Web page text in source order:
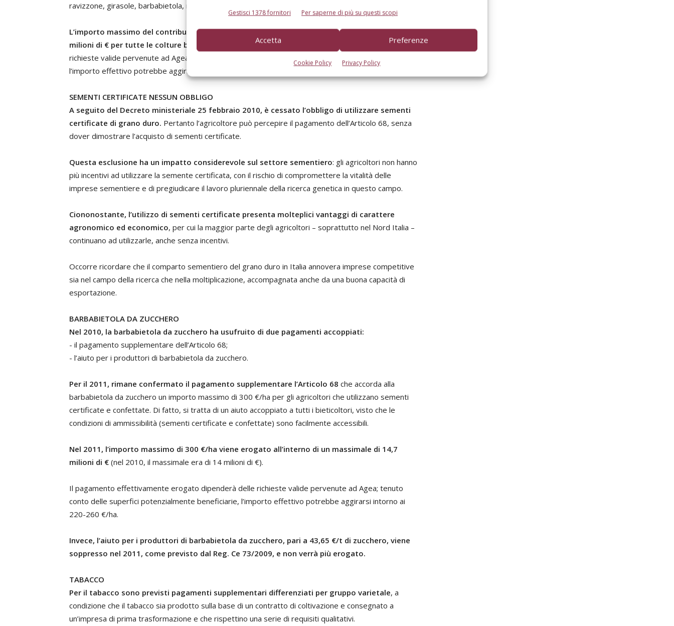
Gestisci 1378 fornitori Per saperne di più su questi scopi
Accetta Preferenze
Cookie Policy Privacy Policy
ravizzone, girasole, barbabietola, maggese vestito.
L’importo massimo del contributo è fissato a 100 €/ha, all’interno di un massimale di 99
milioni di € per tutte le colture beneficiarie.
Il pagamento effettivamente erogato dipenderà delle
richieste valide pervenute ad Agea; tenuto conto delle superfici potenzialmente beneficiarie,
l’importo effettivo potrebbe aggirarsi intorno ai 80-90 euro/ettaro.
SEMENTI CERTIFICATE NESSUN OBBLIGO
A seguito del Decreto ministeriale 25 febbraio 2010, è cessato l’obbligo di utilizzare sementi
certificate di grano duro. Pertanto l’agricoltore può percepire il pagamento dell’Articolo 68, senza
dover dimostrare l’acquisto di sementi certificate.
Questa esclusione ha un impatto considerevole sul settore sementiero: gli agricoltori non hanno
più incentivi ad utilizzare la semente certificata, con il rischio di compromettere la vitalità delle
imprese sementiere e di pregiudicare il lavoro pluriennale della ricerca genetica in questo campo.
Ciononostante, l’utilizzo di sementi certificate presenta molteplici vantaggi di carattere
agronomico ed economico, per cui la maggior parte degli agricoltori – soprattutto nel Nord Italia –
continuano ad utilizzarle, anche senza incentivi.
Occorre ricordare che il comparto sementiero del grano duro in Italia annovera imprese competitive
sia nel campo della ricerca che nella moltiplicazione, accompagnata anche da una buona capacità di
esportazione.
BARBABIETOLA DA ZUCCHERO
Nel 2010, la barbabietola da zucchero ha usufruito di due pagamenti accoppiati:
- il pagamento supplementare dell’Articolo 68;
- l’aiuto per i produttori di barbabietola da zucchero.
Per il 2011, rimane confermato il pagamento supplementare l’Articolo 68 che accorda alla
barbabietola da zucchero un importo massimo di 300 €/ha per gli agricoltori che utilizzano sementi
certificate e confettate. Di fatto, si tratta di un aiuto accoppiato a tutti i bieticoltori, visto che le
condizioni di ammissibilità (sementi certificate e confettate) sono facilmente accessibili.
Nel 2011, l’importo massimo di 300 €/ha viene erogato all’interno di un massimale di 14,7
milioni di € (nel 2010, il massimale era di 14 milioni di €).
Il pagamento effettivamente erogato dipenderà delle richieste valide pervenute ad Agea; tenuto
conto delle superfici potenzialmente beneficiarie, l’importo effettivo potrebbe aggirarsi intorno ai
220-260 €/ha.
Invece, l’aiuto per i produttori di barbabietola da zucchero, pari a 43,65 €/t di zucchero, viene
soppresso nel 2011, come previsto dal Reg. Ce 73/2009, e non verrà più erogato.
TABACCO
Per il tabacco sono previsti pagamenti supplementari differenziati per gruppo varietale, a
condizione che il tabacco sia prodotto sulla base di un contratto di coltivazione e consegnato a
un’impresa di prima trasformazione e che rispettino una serie di requisiti qualitativi.